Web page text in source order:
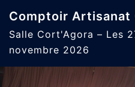
contenu
Comptoir Artisanat
Salle Cort'Agora – Les
novembre 2026